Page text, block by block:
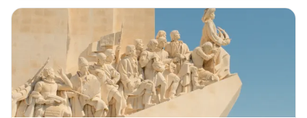
det sørøstlige Portugal med naturparker, trekkfugler og
uberørte kystøkosystemer som er perfekte for natur- og
strandeventyr.